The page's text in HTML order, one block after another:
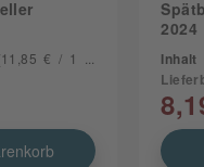
€ / 1 Liter)
2024
Inhalt